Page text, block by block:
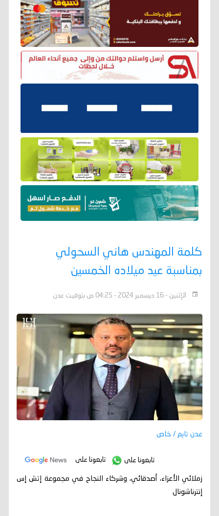
كلمة المهندس هاني السحولي
بمناسبة عيد ميلاده الخمسين
الإثنين - 16 ديسمبر 2024 - 04:25 ص بتوقيت عدن
عدن تايم / خاص
تابعونا على تابعونا على
زملائي الأعزاء، أصدقائي، وشركاء النجاح في مجموعة إتش إس
إنترناشونال